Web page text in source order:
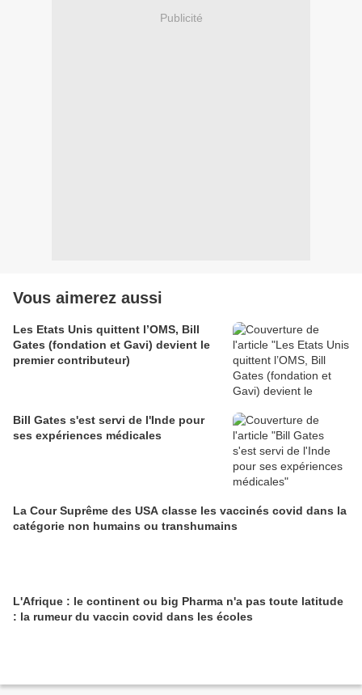
Publicité
Vous aimerez aussi
Les Etats Unis quittent l’OMS, Bill
Gates (fondation et Gavi) devient le
premier contributeur)
Bill Gates s'est servi de l'Inde pour
ses expériences médicales
La Cour Suprême des USA classe les vaccinés covid dans la
catégorie non humains ou transhumains
L'Afrique : le continent ou big Pharma n'a pas toute latitude
: la rumeur du vaccin covid dans les écoles